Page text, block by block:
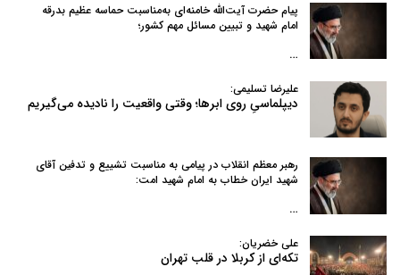
پیام حضرت آیت‌الله خامنه‌ای به‌مناسبت حماسه عظیم بدرقه
امام شهید و تبیین مسائل مهم کشور؛
…
علیرضا تسلیمی:
دیپلماسیِ روی ابرها؛ وقتی واقعیت را نادیده می‌گیریم
رهبر معظم انقلاب در پیامی به‌ مناسبت تشییع و تدفین آقای
شهید ایران خطاب به امام شهید امت:
…
علی خضریان:
تکه‌ای از کربلا در قلب تهران